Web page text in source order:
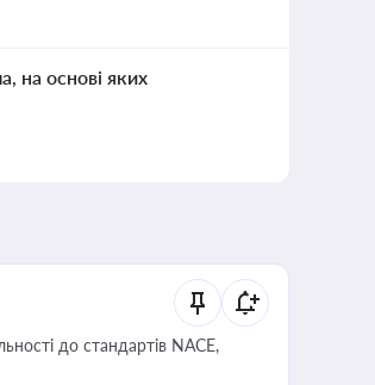
на основі яких
до стандартів NACE,